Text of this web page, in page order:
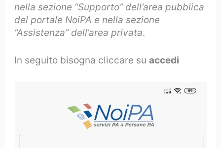
nella sezione “Supporto” dell’area pubblica
del portale NoiPA e nella sezione
“Assistenza” dell’area privata.
In seguito bisogna cliccare suaccedi